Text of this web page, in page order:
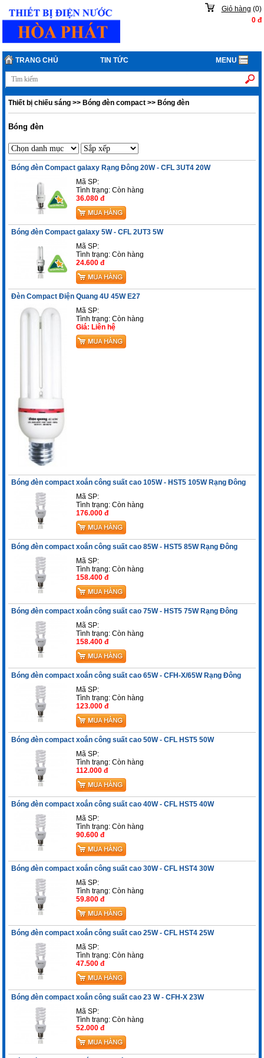
Giỏ hàng (0)
0đ
TRANG CHỦ TIN TỨC MENU
Thiết bị chiếu sáng >>Bóng đèn compact >>Bóng đèn
Bóng đèn
Bóng đèn Compact galaxy Rạng Đông 20W - CFL 3UT4 20W
Mã SP:
Tình trạng:Còn hàng
36.080 đ
Bóng đèn Compact galaxy 5W - CFL 2UT3 5W
Mã SP:
Tình trạng:Còn hàng
24.600 đ
Đèn Compact Điện Quang 4U 45W E27
Mã SP:
Tình trạng:Còn hàng
Giá: Liên hệ
Bóng đèn compact xoắn công suất cao 105W - HST5 105W Rạng Đông
Mã SP:
Tình trạng:Còn hàng
176.000 đ
Bóng đèn compact xoắn công suất cao 85W - HST5 85W Rạng Đông
Mã SP:
Tình trạng:Còn hàng
158.400 đ
Bóng đèn compact xoắn công suất cao 75W - HST5 75W Rạng Đông
Mã SP:
Tình trạng:Còn hàng
158.400 đ
Bóng đèn compact xoắn công suất cao 65W - CFH-X/65W Rạng Đông
Mã SP:
Tình trạng:Còn hàng
123.000 đ
Bóng đèn compact xoắn công suất cao 50W - CFL HST5 50W
Mã SP:
Tình trạng:Còn hàng
112.000 đ
Bóng đèn compact xoắn công suất cao 40W - CFL HST5 40W
Mã SP:
Tình trạng:Còn hàng
90.600 đ
Bóng đèn compact xoắn công suất cao 30W - CFL HST4 30W
Mã SP:
Tình trạng:Còn hàng
59.800 đ
Bóng đèn compact xoắn công suất cao 25W - CFL HST4 25W
Mã SP:
Tình trạng:Còn hàng
47.500 đ
Bóng đèn compact xoắn công suất cao 23 W - CFH-X 23W
Mã SP:
Tình trạng:Còn hàng
52.000 đ